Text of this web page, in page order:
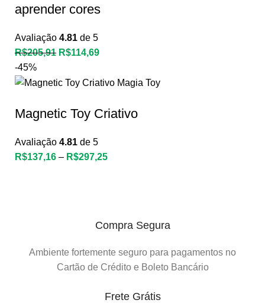
aprender cores
Avaliação 4.81 de 5
R$205,91 R$114,69
-45%
Magnetic Toy Criativo
Avaliação 4.81 de 5
R$137,16 – R$297,25
Compra Segura
Ambiente fortemente seguro para pagamentos no
Cartão de Crédito e Boleto Bancário
Frete Grátis